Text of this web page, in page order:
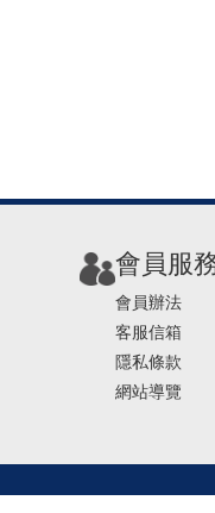
會員服
會員辦法
客服信箱
隱私條款
網站導覽